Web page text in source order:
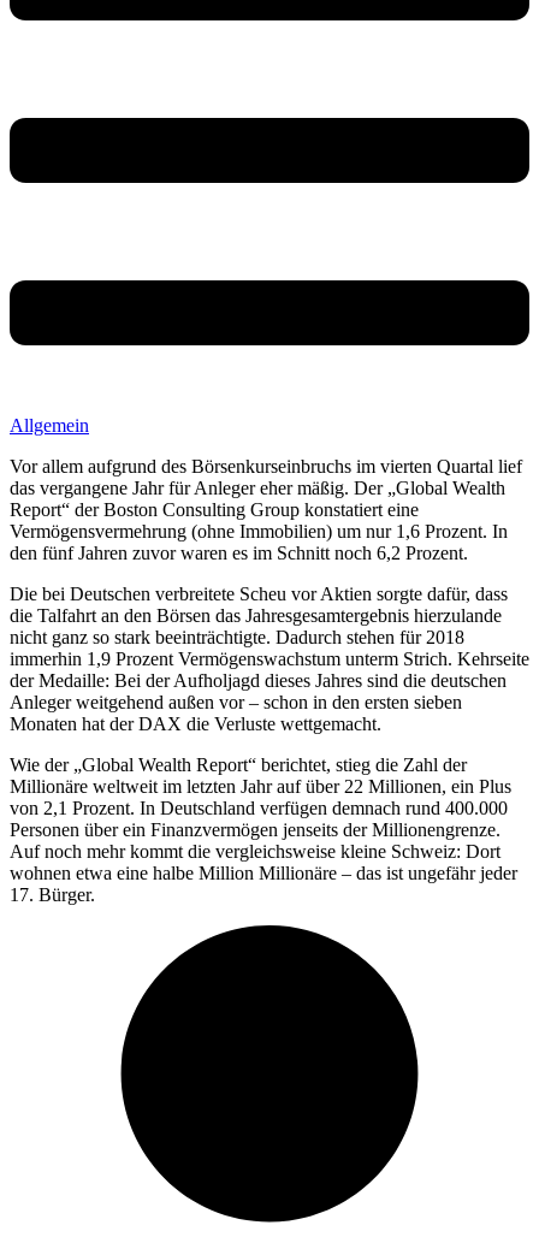
Allgemein
Vor allem aufgrund des Börsenkurseinbruchs im vierten Quartal lief
das vergangene Jahr für Anleger eher mäßig. Der „Global Wealth
Report“ der Boston Consulting Group konstatiert eine
Vermögensvermehrung (ohne Immobilien) um nur 1,6 Prozent. In
den fünf Jahren zuvor waren es im Schnitt noch 6,2 Prozent.
Die bei Deutschen verbreitete Scheu vor Aktien sorgte dafür, dass
die Talfahrt an den Börsen das Jahresgesamtergebnis hierzulande
nicht ganz so stark beeinträchtigte. Dadurch stehen für 2018
immerhin 1,9 Prozent Vermögenswachstum unterm Strich. Kehrseite
der Medaille: Bei der Aufholjagd dieses Jahres sind die deutschen
Anleger weitgehend außen vor – schon in den ersten sieben
Monaten hat der DAX die Verluste wettgemacht.
Wie der „Global Wealth Report“ berichtet, stieg die Zahl der
Millionäre weltweit im letzten Jahr auf über 22 Millionen, ein Plus
von 2,1 Prozent. In Deutschland verfügen demnach rund 400.000
Personen über ein Finanzvermögen jenseits der Millionengrenze.
Auf noch mehr kommt die vergleichsweise kleine Schweiz: Dort
wohnen etwa eine halbe Million Millionäre – das ist ungefähr jeder
17. Bürger.